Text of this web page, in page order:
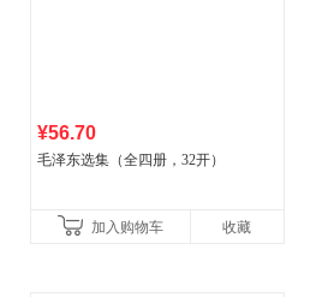
¥56.70
毛泽东选集（全四册，32开）
加入购物车 收藏